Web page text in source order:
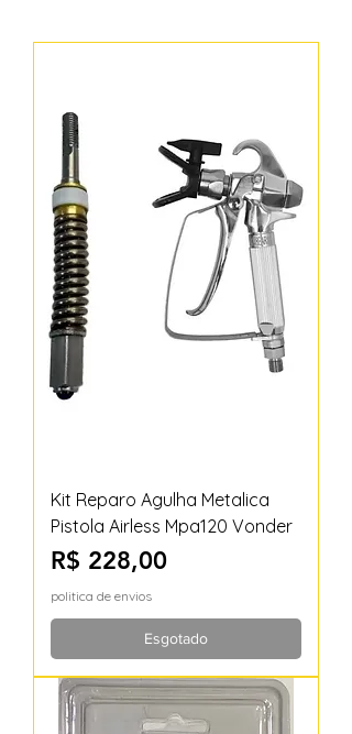
Kit Reparo Agulha Metalica
Pistola Airless Mpa120 Vonder
Preço
R$ 228,00
politica de envios
Esgotado